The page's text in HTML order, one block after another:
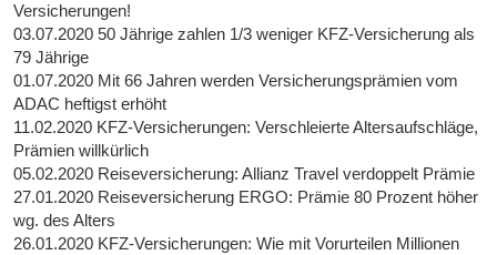
Versicherungen!
03.07.2020 50 Jährige zahlen 1/3 weniger KFZ-Versicherung als
79 Jährige
01.07.2020 Mit 66 Jahren werden Versicherungsprämien vom
ADAC heftigst erhöht
11.02.2020 KFZ-Versicherungen: Verschleierte Altersaufschläge,
Prämien willkürlich
05.02.2020 Reiseversicherung: Allianz Travel verdoppelt Prämie
27.01.2020 Reiseversicherung ERGO: Prämie 80 Prozent höher
wg. des Alters
26.01.2020 KFZ-Versicherungen: Wie mit Vorurteilen Millionen